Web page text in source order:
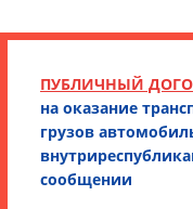
ПУБЛИЧНЫЙ
на оказание
грузов
сообщении